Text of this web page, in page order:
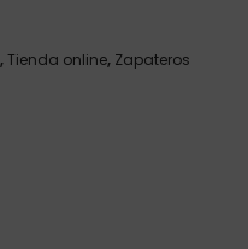
,Tienda online, Zapateros